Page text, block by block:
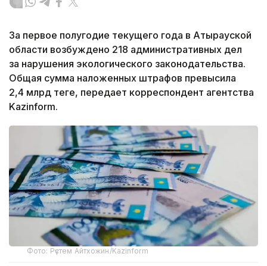
За первое полугодие текущего года в Атырауской
области возбуждено 218 административных дел
за нарушения экологического законодательства.
Общая сумма наложенных штрафов превысила
2,4 млрд теңге, передает корреспондент агентства
Kazinform.
Фото: Рүстем Айтхожин/Kazinform